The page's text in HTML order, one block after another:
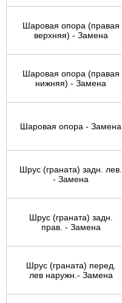
Шаровая опора (правая
верхняя) - Замена
Шаровая опора (правая
нижняя) - Замена
Шаровая опора - Замена
Шрус (граната) задн. лев.
- Замена
Шрус (граната) задн.
прав. - Замена
Шрус (граната) перед.
лев наружн.- Замена